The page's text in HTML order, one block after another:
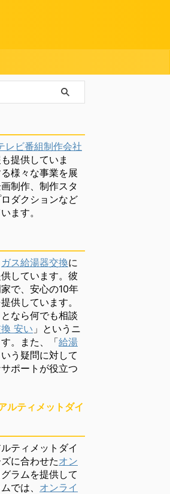
レビ番組制作会社
提供していま
様々な事業を展
制作、制作スタ
ダクションなど
ます。
ガス給湯器交換に
しています。彼
で、安心の10年
供しています。
なら何でも相談
安い 」というニ
。また、「給湯
いう疑問に対して
ポートが役立つ
ルティメットダイ
ティメットダイ
に合わせたオン
ラムを提供して
では、 オンライ